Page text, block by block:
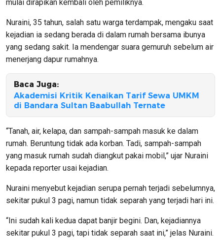
mulai dirapikan kembali oleh pemiliknya.
Nuraini, 35 tahun, salah satu warga terdampak, mengaku saat
kejadian ia sedang berada di dalam rumah bersama ibunya
yang sedang sakit. Ia mendengar suara gemuruh sebelum air
menerjang dapur rumahnya.
Baca Juga:
Akademisi Kritik Kenaikan Tarif Sewa UMKM
di Bandara Sultan Baabullah Ternate
“Tanah, air, kelapa, dan sampah-sampah masuk ke dalam
rumah. Beruntung tidak ada korban. Tadi, sampah-sampah
yang masuk rumah sudah diangkut pakai mobil,” ujar Nuraini
kepada reporter usai kejadian.
Nuraini menyebut kejadian serupa pernah terjadi sebelumnya,
sekitar pukul 3 pagi, namun tidak separah yang terjadi hari ini.
“Ini sudah kali kedua dapat banjir begini. Dan, kejadiannya
sekitar pukul 3 pagi, tapi tidak separah saat ini,” jelas Nuraini.